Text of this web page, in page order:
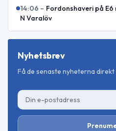
14:06 – Fordonshaveri på
N Varalöv
Nyhetsbrev
Få de senaste nyheterna direkt